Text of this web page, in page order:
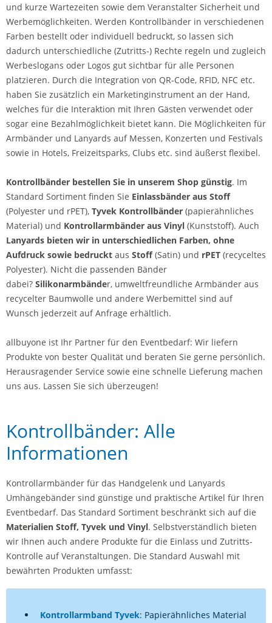
und kurze Wartezeiten sowie dem Veranstalter Sicherheit und
Werbemöglichkeiten. Werden Kontrollbänder in verschiedenen
Farben bestellt oder individuell bedruckt, so lassen sich
dadurch unterschiedliche (Zutritts-) Rechte regeln und zugleich
Werbeslogans oder Logos gut sichtbar für alle Personen
platzieren. Durch die Integration von QR-Code, RFID, NFC etc.
haben Sie zusätzlich ein Marketinginstrument an der Hand,
welches für die Interaktion mit Ihren Gästen verwendet oder
sogar eine Bezahlmöglichkeit bietet kann. Die Möglichkeiten für
Armbänder und Lanyards auf Messen, Konzerten und Festivals
sowie in Hotels, Freizeitsparks, Clubs etc. sind äußerst flexibel.
Kontrollbänder bestellen Sie in unserem Shop günstig. Im
Standard Sortiment finden Sie Einlassbänder aus Stoff
(Polyester und rPET), Tyvek Kontrollbänder (papierähnliches
Material) und Kontrollarmbänder aus Vinyl (Kunststoff). Auch
Lanyards bieten wir in unterschiedlichen Farben, ohne
Aufdruck sowie bedruckt aus Stoff(Satin) und rPET (recyceltes
Polyester). Nicht die passenden Bänder
dabei? Silikonarmbänder, umweltfreundliche Armbänder aus
recycelter Baumwolle und andere Werbemittel sind auf
Wunsch jederzeit auf Anfrage erhältlich.
allbuyone ist Ihr Partner für den Eventbedarf: Wir liefern
Produkte von bester Qualität und beraten Sie gerne persönlich.
Herausragender Service sowie eine schnelle Lieferung machen
uns aus. Lassen Sie sich überzeugen!
Kontrollbänder: Alle
Informationen
Kontrollarmbänder für das Handgelenk und Lanyards
Umhängebänder sind günstige und praktische Artikel für Ihren
Eventbedarf. Das Standard Sortiment beschränkt sich auf die
Materialien Stoff, Tyvek und Vinyl. Selbstverständlich bieten
wir Ihnen auch andere Produkte für die Einlass und Zutritts-
Kontrolle auf Veranstaltungen. Die Standard Auswahl mit
bewährten Produkten umfasst:
Kontrollarmband Tyvek: Papierähnliches Material